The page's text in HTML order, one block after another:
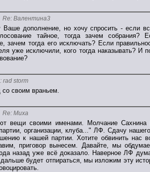
Re: Валентина3
дополнение, но хочу спросить - если
тайное, тогда зачем собрания?
зачем тогда его исключать? Если
уже исключили, кого тогда наказывать? И
rad storm
своим враньем.
Re: Миха
вещи своими именами. Молчание Сахнина
организации, клуба..." ЛФ. Сдачу
к нашей партии. Хотите обвинить нас
приговор вынесем. Давайте, мы
назад уже всё доказало. Наверное ЛФ
будет отпираться, мы изложим эту